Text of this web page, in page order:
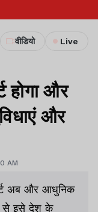
वीडियो Live
होगा और
और
AM
अब और आधुनिक
से इसे देश के